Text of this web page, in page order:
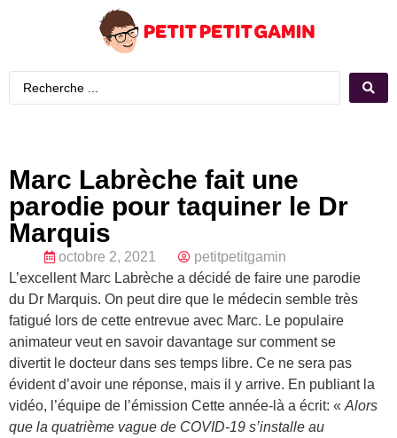
Marc Labrèche fait une
parodie pour taquiner le Dr
Marquis
octobre 2, 2021
petitpetitgamin
L’excellent Marc Labrèche a décidé de faire une parodie
du Dr Marquis. On peut dire que le médecin semble très
fatigué lors de cette entrevue avec Marc. Le populaire
animateur veut en savoir davantage sur comment se
divertit le docteur dans ses temps libre. Ce ne sera pas
évident d’avoir une réponse, mais il y arrive. En publiant la
vidéo, l’équipe de l’émission Cette année-là a écrit: « Alors
que la quatrième vague de COVID-19 s’installe au